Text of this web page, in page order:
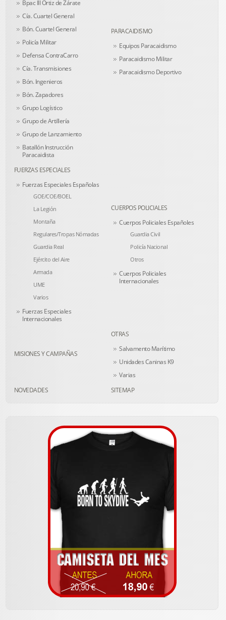
Bpac III Ortiz de Zárate
Cía. Cuartel General
Bón. Cuartel General
Policía Militar
Defensa ContraCarro
Cía. Transmisiones
Bón. Ingenieros
Bón. Zapadores
Grupo Logístico
Grupo de Artillería
Grupo de Lanzamiento
Batallón Instrucción
Paracaidista
PARACAIDISMO
Equipos Paracaidismo
Paracaidismo Militar
Paracaidismo Deportivo
FUERZAS ESPECIALES
Fuerzas Especiales Españolas
GOE/COE/BOEL
La Legión
Montaña
Regulares/Tropas Nómadas
Guardia Real
Ejército del Aire
Armada
UME
Varios
Fuerzas Especiales
Internacionales
CUERPOS POLICIALES
Cuerpos Policiales Españoles
Guardia Civil
Policía Nacional
Otros
Cuerpos Policiales
Internacionales
MISIONES Y CAMPAÑAS
OTRAS
Salvamento Marítimo
Unidades Caninas K9
Varias
NOVEDADES
SITEMAP